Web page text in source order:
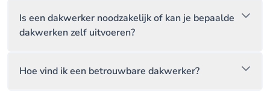
Is een dakwerker noodzakelijk of kan je bepaalde
dakwerken zelf uitvoeren?
Hoe vind ik een betrouwbare dakwerker?